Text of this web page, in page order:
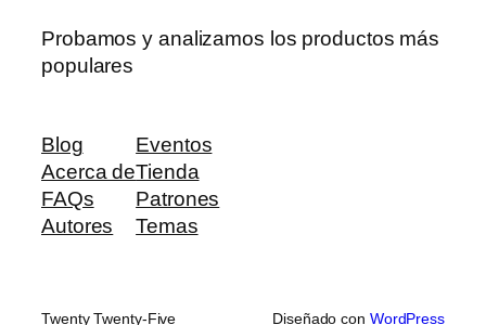
Probamos y analizamos los productos más
populares
Blog
Acerca de
FAQs
Autores
Eventos
Tienda
Patrones
Temas
Twenty Twenty-Five Diseñado con WordPress